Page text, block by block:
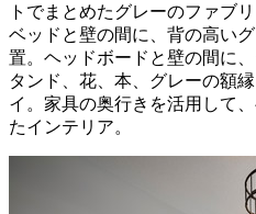
トでまとめたグレーのファブ
ベッドと壁の間に、背の高い
置。ヘッドボードと壁の間に
タンド、花、本、グレーの額
イ。家具の奥行きを活用して
たインテリア。